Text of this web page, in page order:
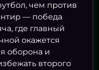
чем против
— победа
где главный
окажется
оборона и
второго